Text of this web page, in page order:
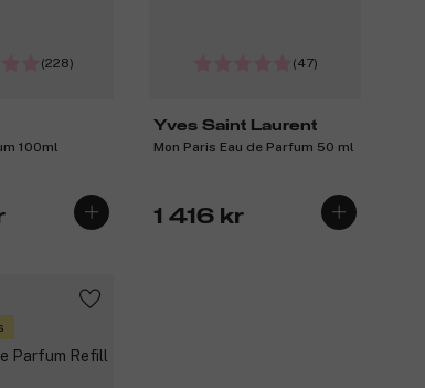
(228)
100ml
(47)
Yves Saint Laurent
Mon Paris Eau de Parfum 50 ml
1 416 kr